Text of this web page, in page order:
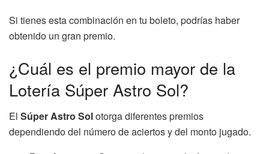
Si tienes esta combinación en tu boleto, podrías haber
obtenido un gran premio.
¿Cuál es el premio mayor de la
Lotería Súper Astro Sol?
El Súper Astro Solotorga diferentes premios
dependiendo del número de aciertos y del monto jugado.